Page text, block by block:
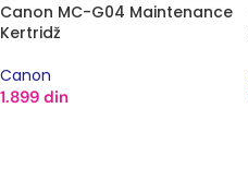
Canon MC-G04 Maintenance
Kertridž
Canon
1.899 din